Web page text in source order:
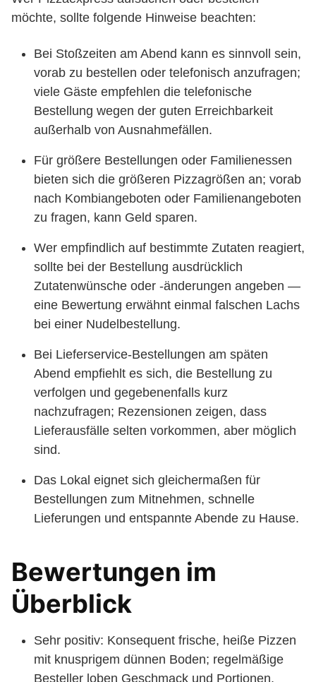
möchte, sollte folgende Hinweise beachten:
Bei Stoßzeiten am Abend kann es sinnvoll sein,
vorab zu bestellen oder telefonisch anzufragen;
viele Gäste empfehlen die telefonische
Bestellung wegen der guten Erreichbarkeit
außerhalb von Ausnahmefällen.
Für größere Bestellungen oder Familienessen
bieten sich die größeren Pizzagrößen an; vorab
nach Kombiangeboten oder Familienangeboten
zu fragen, kann Geld sparen.
Wer empfindlich auf bestimmte Zutaten reagiert,
sollte bei der Bestellung ausdrücklich
Zutatenwünsche oder -änderungen angeben —
eine Bewertung erwähnt einmal falschen Lachs
bei einer Nudelbestellung.
Bei Lieferservice-Bestellungen am späten
Abend empfiehlt es sich, die Bestellung zu
verfolgen und gegebenenfalls kurz
nachzufragen; Rezensionen zeigen, dass
Lieferausfälle selten vorkommen, aber möglich
sind.
Das Lokal eignet sich gleichermaßen für
Bestellungen zum Mitnehmen, schnelle
Lieferungen und entspannte Abende zu Hause.
Bewertungen im
Überblick
Sehr positiv: Konsequent frische, heiße Pizzen
mit knusprigem dünnen Boden; regelmäßige
Besteller loben Geschmack und Portionen.